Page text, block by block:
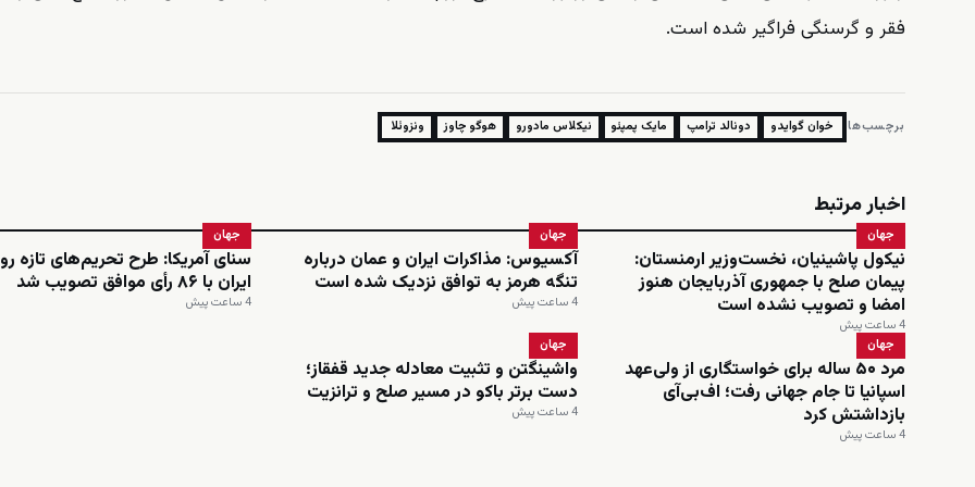
فقر و گرسنگی فراگیر شده است.
برچسب‌ها: خوان گوایدو دونالد ترامپ مایک پمپئو نیکلاس مادورو هوگو چاوز ونزوئلا
اخبار مرتبط
جهان
نیکول پاشینیان، نخست‌وزیر ارمنستان:
پیمان صلح با جمهوری آذربایجان هنوز
امضا و تصویب نشده است
4 ساعت پیش
جهان
آکسیوس: مذاکرات ایران و عمان درباره
تنگه هرمز به توافق نزدیک شده است
4 ساعت پیش
جهان
سنای آمریکا: طرح تحریم‌های تازه
ایران با ۸۶ رأی موافق تصویب شد
4 ساعت پیش
جهان
مرد ۵۰ ساله برای خواستگاری از ولی‌عهد
اسپانیا تا جام جهانی رفت؛ اف‌بی‌آی
بازداشتش کرد
4 ساعت پیش
جهان
واشینگتن و تثبیت معادله جدید قفقاز؛
دست برتر باکو در مسیر صلح و ترانزیت
4 ساعت پیش